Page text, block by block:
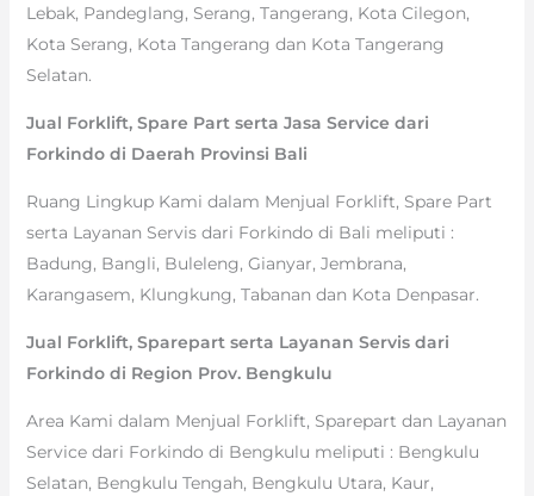
Lebak, Pandeglang, Serang, Tangerang, Kota Cilegon,
Kota Serang, Kota Tangerang dan Kota Tangerang
Selatan.
Jual Forklift, Spare Part serta Jasa Service dari
Forkindo di Daerah Provinsi Bali
Ruang Lingkup Kami dalam Menjual Forklift, Spare Part
serta Layanan Servis dari Forkindo di Bali meliputi :
Badung, Bangli, Buleleng, Gianyar, Jembrana,
Karangasem, Klungkung, Tabanan dan Kota Denpasar.
Jual Forklift, Sparepart serta Layanan Servis dari
Forkindo di Region Prov. Bengkulu
Area Kami dalam Menjual Forklift, Sparepart dan Layanan
Service dari Forkindo di Bengkulu meliputi : Bengkulu
Selatan, Bengkulu Tengah, Bengkulu Utara, Kaur,